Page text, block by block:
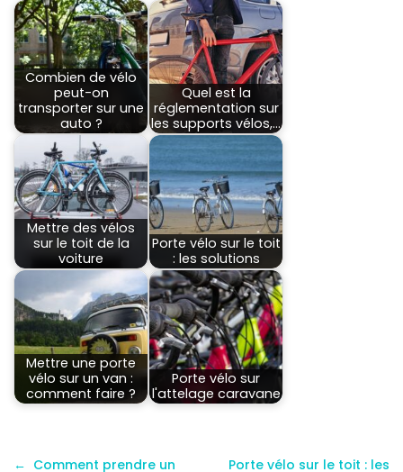
Combien de vélo
peut-on
transporter sur une
auto ?
Quel est la
réglementation sur
les supports vélos,…
Mettre des vélos
sur le toit de la
voiture
Porte vélo sur le toit
: les solutions
Mettre une porte
vélo sur un van :
comment faire ?
Porte vélo sur
l'attelage caravane
Comment prendre un Porte vélo sur le toit : les